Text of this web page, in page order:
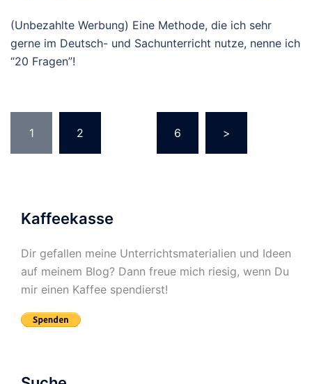
(Unbezahlte Werbung) Eine Methode, die ich sehr
gerne im Deutsch- und Sachunterricht nutze, nenne ich
“20 Fragen”!
der
Beiträge
1 2 6 >
Kaffeekasse
Dir gefallen meine Unterrichtsmaterialien und Ideen
auf meinem Blog? Dann freue mich riesig, wenn Du
mir einen Kaffee spendierst!